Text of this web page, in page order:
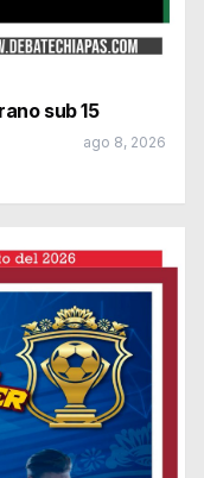
sub 15
ago 8, 2026